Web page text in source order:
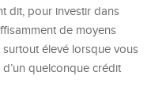
dit, pour investir dans
de moyens
élevé lorsque vous
quelconque crédit